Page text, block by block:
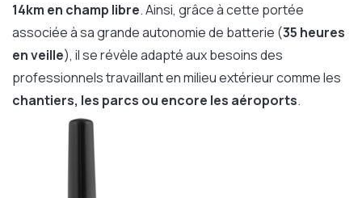
14km en champ libre. Ainsi, grâce à cette portée
associée à sa grande autonomie de batterie (35 heures
en veille), il se révèle adapté aux besoins des
professionnels travaillant en milieu extérieur comme les
chantiers, les parcs ou encore les aéroports.